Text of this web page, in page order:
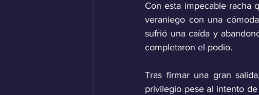
Con esta impecable racha
veraniego con una
sufrió una caída y
completaron el podio.
Tras firmar una gran
privilegio pese al intento